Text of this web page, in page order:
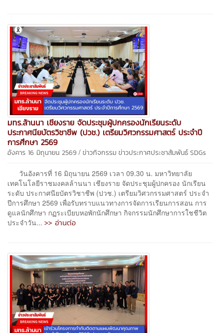
มทร.ล้านนา เชียงราย จัดประชุมผู้ปกครองนักเรียนระดับ
ประกาศนียบัตรวิชาชีพ (ปวช.) เตรียมวิศวกรรมศาสตร์ ประจำปี
การศึกษา 2569
อังคาร 16 มิถุนายน 2569 / ข่าวกิจกรรมข่าวประกาศประชาสัมพันธ์SDGs
วันอังคารที่ 16 มิถุนายน 2569 เวลา 09.30 น. มหาวิทยาลัย
เทคโนโลยีราชมงคลล้านนา เชียงราย จัดประชุมผู้ปกครอง นักเรียน
ระดับ ประกาศนียบัตรวิชาชีพ (ปวช.) เตรียมวิศวกรรมศาสตร์ ประจำ
ปีการศึกษา 2569 เพื่อรับทราบแนวทางการจัดการเรียนการสอน การ
ดูแลนักศึกษา กฏระเบียบหอพักนักศึกษา กิจกรรมนักศึกษาการใชชีวิต
ประจำวัน... >> อ่านต่อ